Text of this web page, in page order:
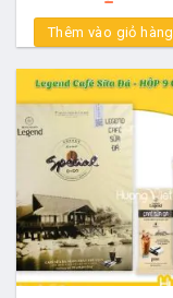
Thêm vào giỏ hàng